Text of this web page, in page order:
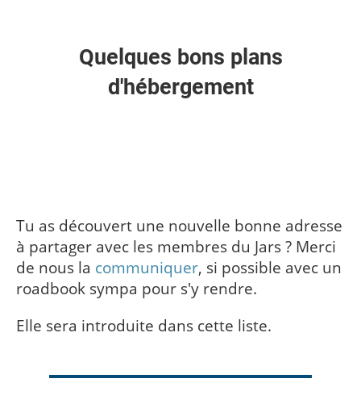
Quelques bons plans
d'hébergement
Tu as découvert une nouvelle bonne adresse
à partager avec les membres du Jars ? Merci
de nous la communiquer, si possible avec un
roadbook sympa pour s'y rendre.
Elle sera introduite dans cette liste.